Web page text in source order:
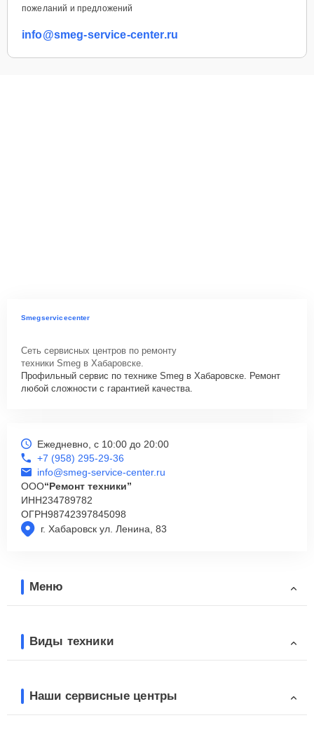
пожеланий и предложений
info@smeg-service-center.ru
Smegservicecenter
Сеть сервисных центров по ремонту
техники Smeg в Хабаровске.
Профильный сервис по технике Smeg в Хабаровске. Ремонт
любой сложности с гарантией качества.
г. Хабаровск ул. Ленина, 83
Ежедневно, с 10:00 до 20:00
+7 (958) 295-29-36
info@smeg-service-center.ru
ООО“Ремонт техники”
ИНН234789782
ОГРН98742397845098
Меню
Виды техники
Наши сервисные центры